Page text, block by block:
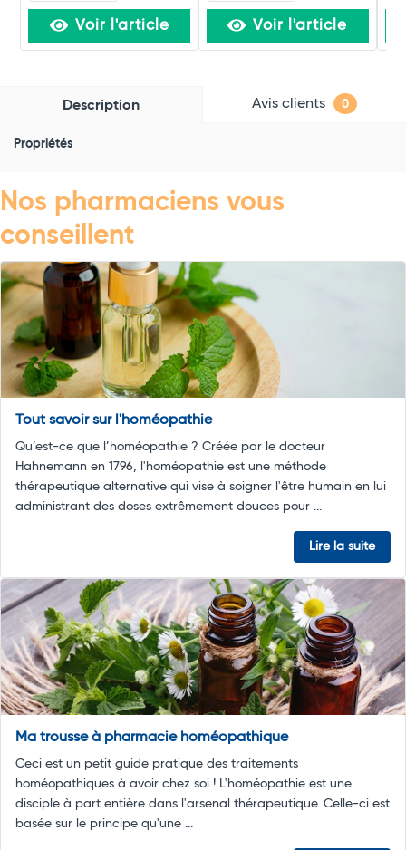
Voir l'article Voir l'article
Description Avis clients 0
Propriétés
Nos pharmaciens vous
conseillent
Tout savoir sur l'homéopathie
Qu’est-ce que l’homéopathie ? Créée par le docteur
Hahnemann en 1796, l'homéopathie est une méthode
thérapeutique alternative qui vise à soigner l'être humain en lui
administrant des doses extrêmement douces pour ...
Lire la suite
Ma trousse à pharmacie homéopathique
Ceci est un petit guide pratique des traitements
homéopathiques à avoir chez soi ! L'homéopathie est une
disciple à part entière dans l'arsenal thérapeutique. Celle-ci est
basée sur le principe qu'une ...